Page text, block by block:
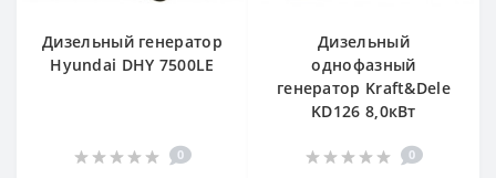
Дизельный генератор
Hyundai DHY 7500LE
0
Дизельный
однофазный
генератор Kraft&Dele
KD126 8,0кВт
0